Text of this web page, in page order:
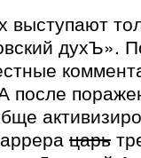
выступают
духЪ».
после
царь